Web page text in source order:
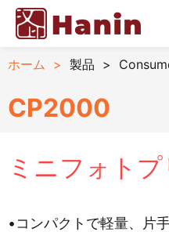
ホーム > 製品 >
CP2000
ミニフォトプ
•コンパクトで軽量、片